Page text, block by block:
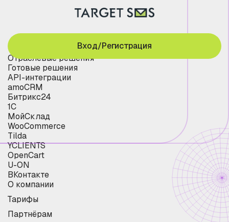
Отраслевые решения
Готовые решения
API-интеграции
amoCRM
Битрикс24
1С
МойСклад
WooCommerce
Tilda
YCLIENTS
OpenCart
U-ON
ВКонтакте
О компании
Тарифы
Партнёрам
Вход/Регистрация